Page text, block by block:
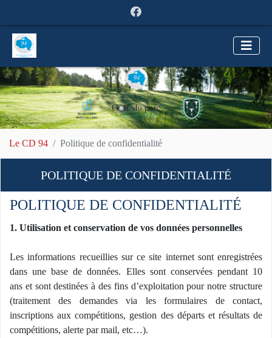
Le CD 94 Politique de confidentialité
POLITIQUE DE CONFIDENTIALITÉ
POLITIQUE DE CONFIDENTIALITÉ
1. Utilisation et conservation de vos données personnelles
Les informations recueillies sur ce site internet sont enregistrées
dans une base de données. Elles sont conservées pendant 10
ans et sont destinées à des fins d’exploitation pour notre structure
(traitement des demandes via les formulaires de contact,
inscriptions aux compétitions, gestion des départs et résultats de
compétitions, alerte par mail, etc…).